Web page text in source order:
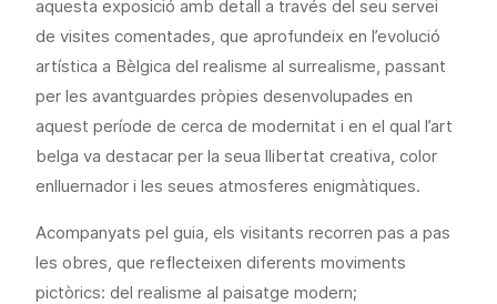
aquesta exposició amb detall a través del seu servei
de visites comentades, que aprofundeix en l’evolució
artística a Bèlgica del realisme al surrealisme, passant
per les avantguardes pròpies desenvolupades en
aquest període de cerca de modernitat i en el qual l’art
belga va destacar per la seua llibertat creativa, color
enlluernador i les seues atmosferes enigmàtiques.
Acompanyats pel guia, els visitants recorren pas a pas
les obres, que reflecteixen diferents moviments
pictòrics: del realisme al paisatge modern;